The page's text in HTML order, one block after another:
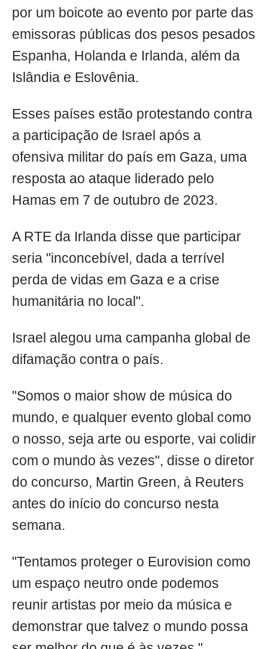
por um boicote ao evento por parte das
emissoras públicas dos pesos pesados
Espanha, Holanda e Irlanda, além da
Islândia e Eslovênia.
Esses países estão protestando contra
a participação de Israel após a
ofensiva militar do país em Gaza, uma
resposta ao ataque liderado pelo
Hamas em 7 de outubro de 2023.
A RTE da Irlanda disse que participar
seria "inconcebível, dada a terrível
perda de vidas em Gaza e a crise
humanitária no local".
Israel alegou uma campanha global de
difamação contra o país.
"Somos o maior show de música do
mundo, e qualquer evento global como
o nosso, seja arte ou esporte, vai colidir
com o mundo às vezes", disse o diretor
do concurso, Martin Green, à Reuters
antes do início do concurso nesta
semana.
"Tentamos proteger o Eurovision como
um espaço neutro onde podemos
reunir artistas por meio da música e
demonstrar que talvez o mundo possa